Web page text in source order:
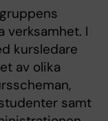
I
kursledare
av olika
samt